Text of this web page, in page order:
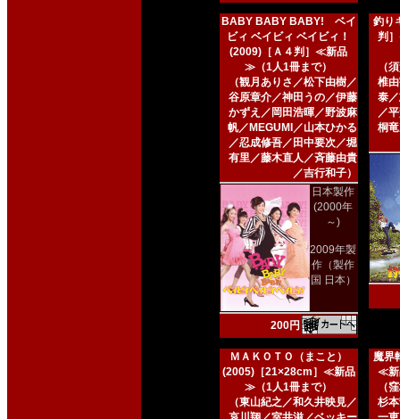
BABY BABY BABY! ベイ
ビィ ベイビィ ベイビィ！
(2009)［Ａ４判］≪新品
≫（1人1冊まで）
（観月ありさ／松下由樹／
谷原章介／神田うの／伊藤
かずえ／岡田浩暉／野波麻
帆／MEGUMI／山本ひかる
／忍成修吾／田中要次／堀
有里／藤木直人／斉藤由貴
／吉行和子）
日本製作
(2000年
～)
2009年製
作（製作
国 日本）
200円
釣り
判
（
椎
泰
／
桐
ＭＡＫＯＴＯ（まこと）
(2005)［21×28cm］≪新品
≫（1人1冊まで）
（東山紀之／和久井映見／
魔界
≪新
（
杉